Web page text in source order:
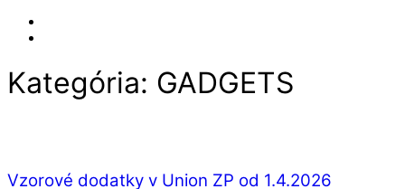
Kategória: GADGETS
Vzorové dodatky v Union ZP od 1.4.2026